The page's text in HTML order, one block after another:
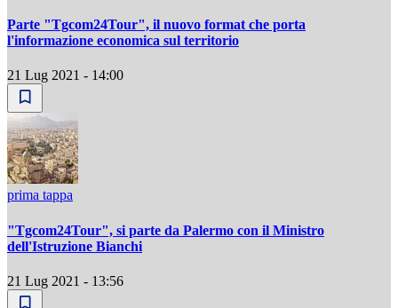
Parte "Tgcom24Tour", il nuovo format che porta
l'informazione economica sul territorio
21 Lug 2021 - 14:00
prima tappa
"Tgcom24Tour", si parte da Palermo con il Ministro
dell'Istruzione Bianchi
21 Lug 2021 - 13:56